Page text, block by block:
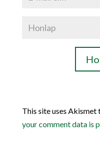
This site uses Akismet
your comment data is